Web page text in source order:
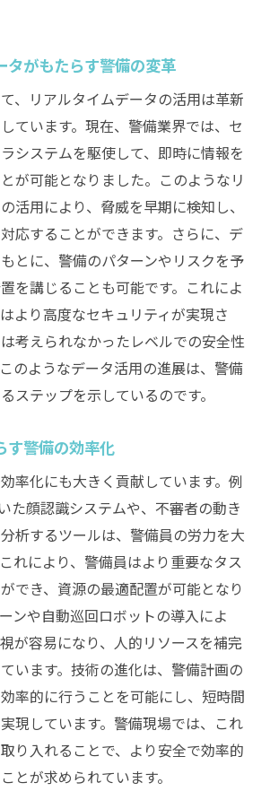
化による警備業務の効率向上
ンプラットフォームが拓く警備の
バル化が進む中での業界の挑戦
への適応と警備のグローバル展開
生社会における警備の役割
テロ対策と警備の連携
解が求められる警備の現場
する警備企業の戦略
ル化に伴う警備業務の標準化
携する警備の新しい在り方
の防犯活動と警備
ュニティと警備の協働事例
性を活かした警備計画
の信頼を築く警備の取り組み
強化による安全対策の向上
来を支える技術と人材の融合
に対応する人材育成戦略
備を担う人材の条件
間力の融合が生む警備の強み
ションを支える警備の人材教育
術の相乗効果で実現する未来の警
タがもたらす警備の変革
、リアルタイムデータの活用は革新
ています。現在、警備業界では、セ
システムを駆使して、即時に情報を
が可能となりました。このようなリ
活用により、脅威を早期に検知し、
応することができます。さらに、デ
とに、警備のパターンやリスクを予
を講じることも可能です。これによ
より高度なセキュリティが実現さ
考えられなかったレベルでの安全性
のようなデータ活用の進展は、警備
ステップを示しているのです。
す警備の効率化
率化にも大きく貢献しています。例
た顔認識システムや、不審者の動き
析するツールは、警備員の労力を大
れにより、警備員はより重要なタス
でき、資源の最適配置が可能となり
ンや自動巡回ロボットの導入によ
が容易になり、人的リソースを補完
います。技術の進化は、警備計画の
率的に行うことを可能にし、短時間
現しています。警備現場では、これ
り入れることで、より安全で効率的
とが求められています。